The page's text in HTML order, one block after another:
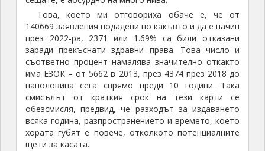
Това, което ми отговориха обаче е, че от
140669 заявления подадени по какъвто и да е начин
през 2022-ра, 2371 или 1.69% са били отказани
заради прекъснати здравни права. Това число и
съответно процент намалява значително откакто
има ЕЗОК – от 5662 в 2013, през 4374 през 2018 до
наполовина сега спрямо преди 10 години. Така
смисълът от краткия срок на тези карти се
обезсмисля, предвид, че разходът за издаването
всяка година, разпространението и времето, което
хората губят е повече, отколкото потенциалните
щети за касата.